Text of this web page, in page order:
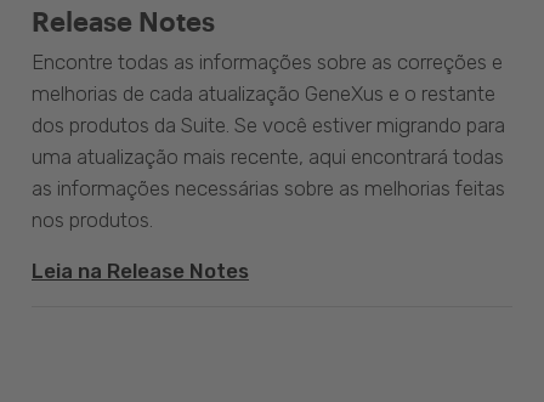
Release Notes
Encontre todas as informações sobre as correções e
melhorias de cada atualização GeneXus e o restante
dos produtos da Suite. Se você estiver migrando para
uma atualização mais recente, aqui encontrará todas
as informações necessárias sobre as melhorias feitas
nos produtos.
Leia na Release Notes